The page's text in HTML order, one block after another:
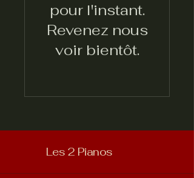
pour l'instant.
Revenez nous
voir bientôt.
Les 2 Pianos